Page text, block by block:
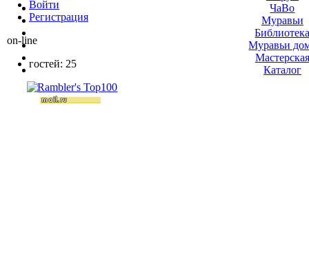
Войти
Peгиcтpaция
on-line
гостей: 25
ЧаВо
Муравьи
Муравьи
Мастерская
Каталог